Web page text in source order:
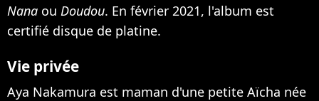
Nana ou Doudou. En février 2021, l'album est
certifié disque de platine.
Vie privée
Aya Nakamura est maman d'une petite Aïcha née